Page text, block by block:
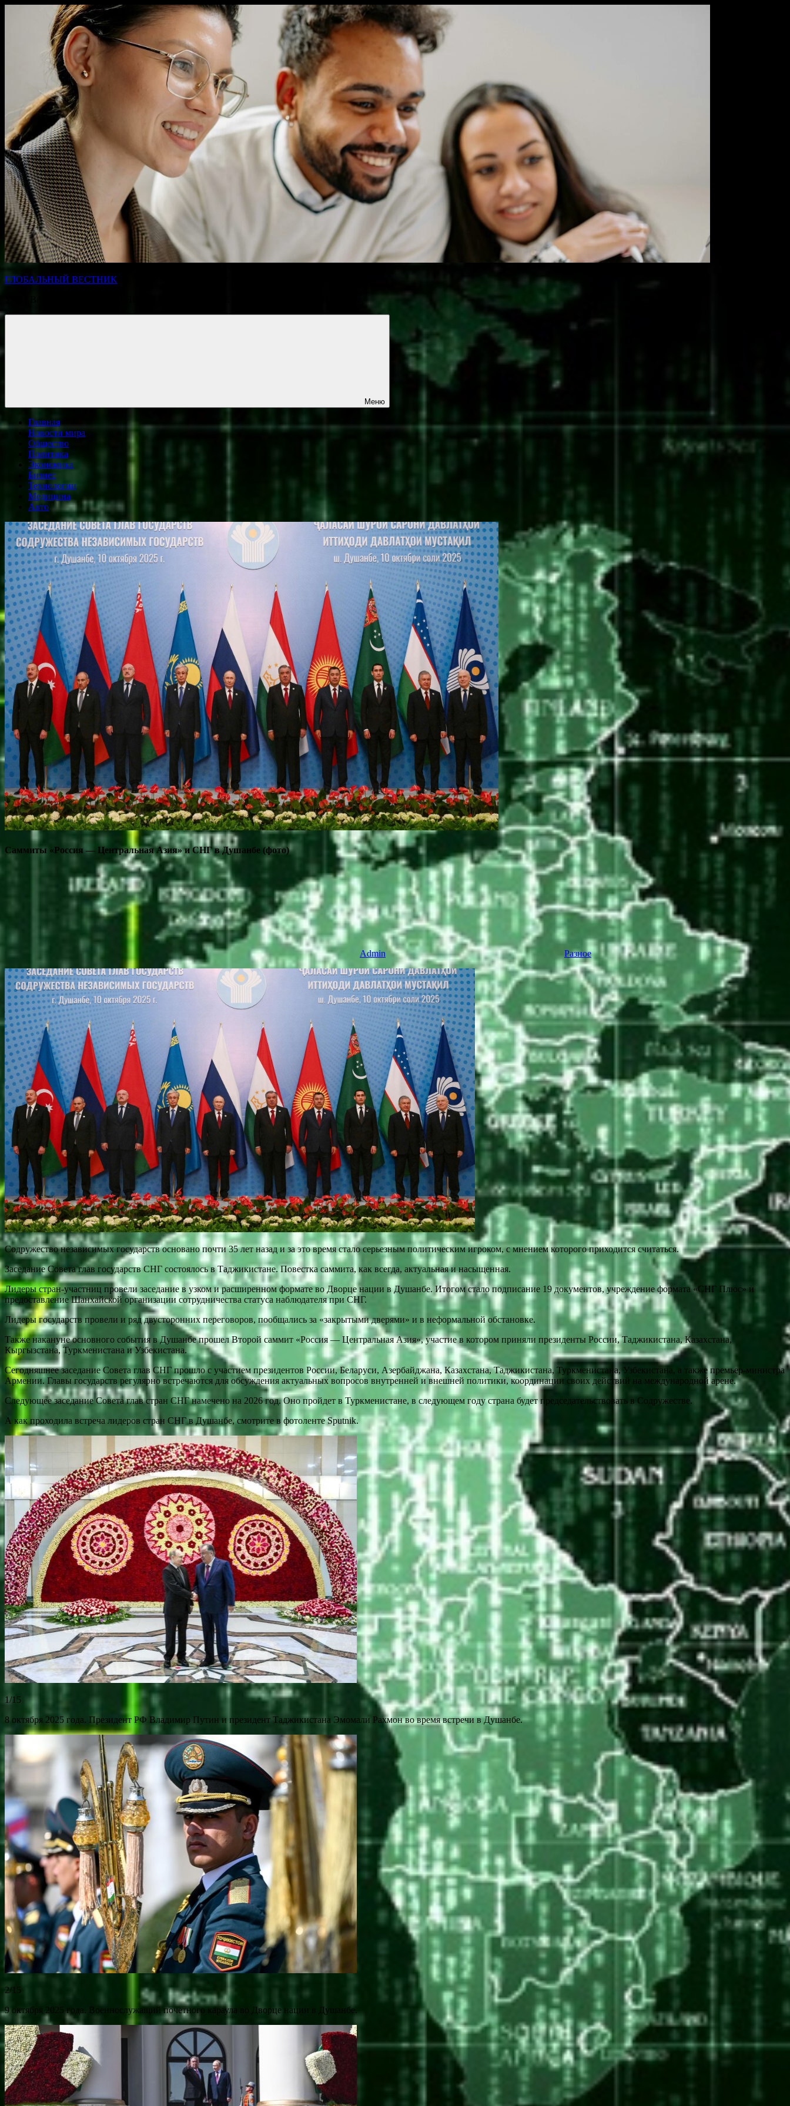
содержимому
ГЛОБАЛЬНЫЙ ВЕСТНИК
Меню
Главная
Новости мира
Общество
Политика
Экономика
Бизнес
Технологии
Медицина
Авто
Саммиты «Россия — Центральная Азия» и СНГ в Душанбе (фото)
Admin Разное
Содружество независимых государств основано почти 35 лет назад и за это время стало серьезным политическим игроком, с мнением которого приходится считаться.
Заседание Совета глав государств СНГ состоялось в Таджикистане. Повестка саммита, как всегда, актуальная и насыщенная.
Лидеры стран-участниц провели заседание в узком и расширенном формате во Дворце нации в Душанбе. Итогом стало подписание 19 документов, учреждение формата «СНГ Плюс» и
предоставление Шанхайской организации сотрудничества статуса наблюдателя при СНГ.
Лидеры государств провели и ряд двусторонних переговоров, пообщались за «закрытыми дверями» и в неформальной обстановке.
Также накануне основного события в Душанбе прошел Второй саммит «Россия — Центральная Азия», участие в котором приняли президенты России, Таджикистана, Казахстана,
Кыргызстана, Туркменистана и Узбекистана.
Сегодняшнее заседание Совета глав СНГ прошло с участием президентов России, Беларуси, Азербайджана, Казахстана, Таджикистана, Туркменистана, Узбекистана, а также премьер-министра
Армении. Главы государств регулярно встречаются для обсуждения актуальных вопросов внутренней и внешней политики, координации своих действий на международной арене.
Следующее заседание Совета глав стран СНГ намечено на 2026 год. Оно пройдет в Туркменистане, в следующем году страна будет председательствовать в Содружестве.
А как проходила встреча лидеров стран СНГ в Душанбе, смотрите в фотоленте Sputnik.
1/15
8 октября 2025 года. Президент РФ Владимир Путин и президент Таджикистана Эмомали Рахмон во время встречи в Душанбе.
2/15
9 октября 2025 года. Военнослужащий почетного караула во Дворце нации в Душанбе.